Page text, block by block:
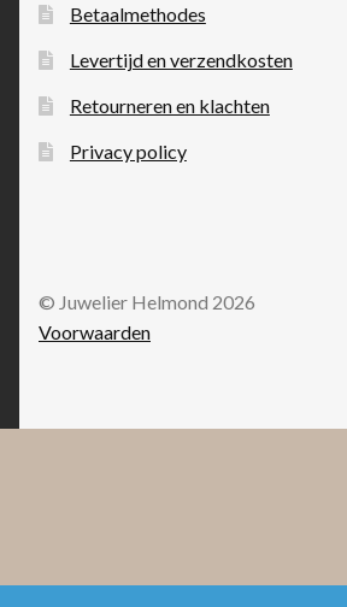
Betaalmethodes
Levertijd en verzendkosten
Retourneren en klachten
Privacy policy
© Juwelier Helmond 2026
Voorwaarden